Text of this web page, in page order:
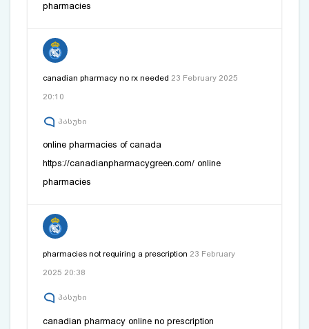
pharmacies
canadian pharmacy no rx needed 23 February 2025
20:10
პასუხი
online pharmacies of canada
https://canadianpharmacygreen.com/online
pharmacies
pharmacies not requiring a prescription 23 February
2025 20:38
პასუხი
canadian pharmacy online no prescription